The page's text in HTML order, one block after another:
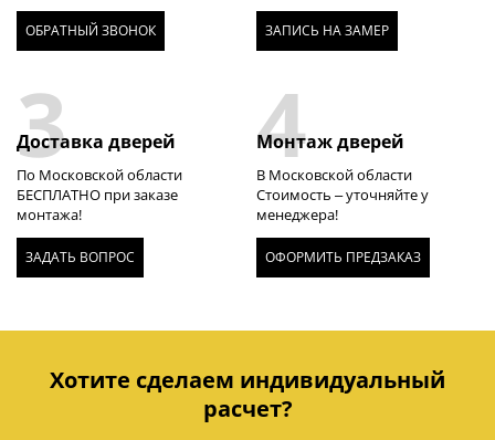
ОБРАТНЫЙ ЗВОНОК ЗАПИСЬ НА ЗАМЕР
3
Доставка дверей
По Московской области
БЕСПЛАТНО при заказе
монтажа!
ЗАДАТЬ ВОПРОС
4
Монтаж дверей
В Московской области
Стоимость – уточняйте у
менеджера!
ОФОРМИТЬ ПРЕДЗАКАЗ
Хотите сделаем индивидуальный
расчет?